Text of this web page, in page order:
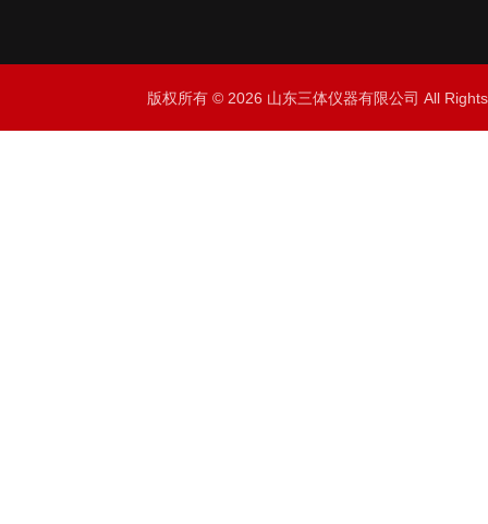
版权所有 © 2026 山东三体仪器有限公司 All